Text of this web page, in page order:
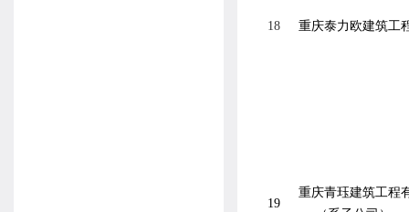
18 重庆泰力欧建筑工
19
重庆青珏建筑工程